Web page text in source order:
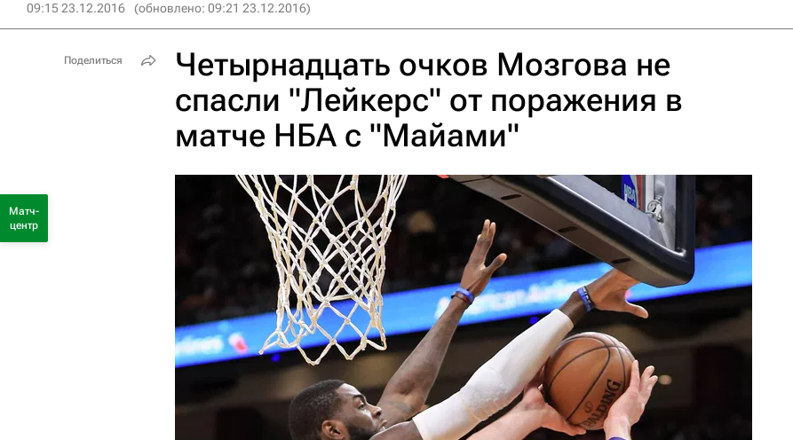
09:15 23.12.2016 (обновлено: 09:21 23.12.2016)
Четырнадцать очков Мозгова не
спасли "Лейкерс" от поражения в
матче НБА с "Майами"
Поделиться
Матч-
центр